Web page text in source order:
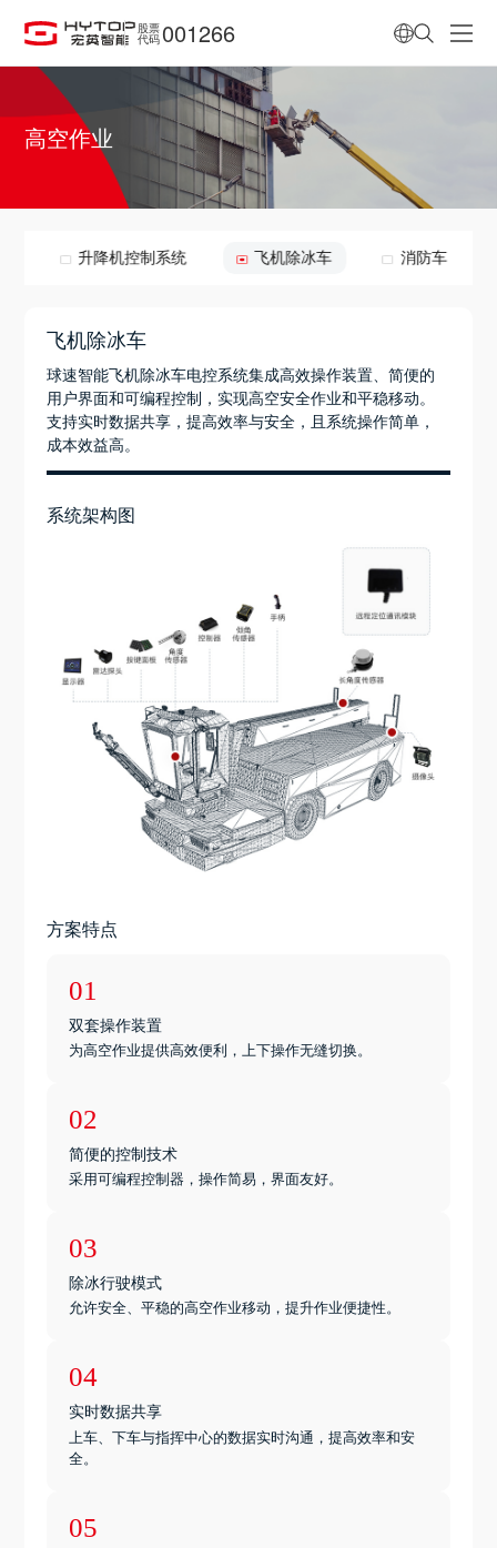
股票
代码 001266
高空作业
升降机控制系统 飞机除冰车 消防车
飞机除冰车
球速智能飞机除冰车电控系统集成高效操作装置、简便的
用户界面和可编程控制，实现高空安全作业和平稳移动。
支持实时数据共享，提高效率与安全，且系统操作简单，
成本效益高。
系统架构图
方案特点
01
双套操作装置
为高空作业提供高效便利，上下操作无缝切换。
02
简便的控制技术
采用可编程控制器，操作简易，界面友好。
03
除冰行驶模式
允许安全、平稳的高空作业移动，提升作业便捷性。
04
实时数据共享
上车、下车与指挥中心的数据实时沟通，提高效率和安
全。
05